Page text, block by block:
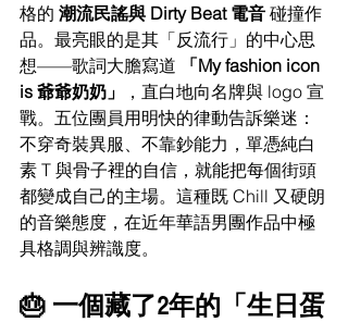
格的 潮流民謠與 Dirty Beat 電音 碰撞作
品。最亮眼的是其「反流行」的中心思
想——歌詞大膽寫道
「My fashion icon
is 爺爺奶奶」
，直白地向名牌與 logo 宣
戰。五位團員用明快的律動告訴樂迷：
不穿奇裝異服、不靠鈔能力，單憑純白
素 T 與骨子裡的自信，就能把每個街頭
都變成自己的主場。這種既 Chill 又硬朗
的音樂態度，在近年華語男團作品中極
具格調與辨識度。
🎂 一個藏了2年的「生日蛋